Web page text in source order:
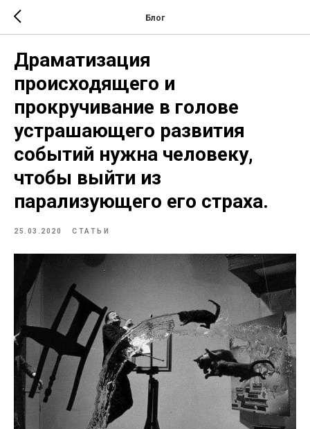
Блог
Драматизация
происходящего и
прокручивание в голове
устрашающего развития
событий нужна человеку,
чтобы выйти из
парализующего его страха.
25.03.2020 СТАТЬИ